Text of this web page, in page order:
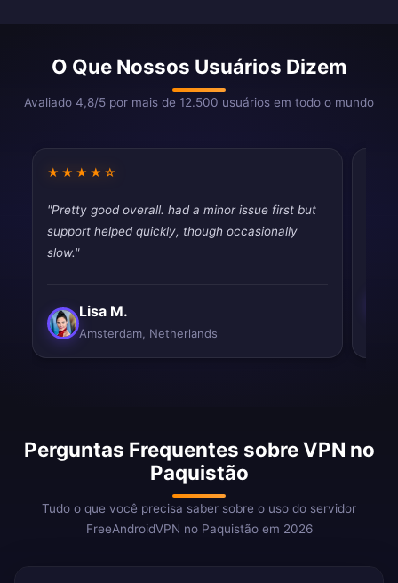
O Que Nossos Usuários Dizem
Avaliado 4,8/5 por mais de 12.500 usuários em todo o mundo
★★★★☆
"Pretty good overall. had a minor issue first but
support helped quickly, though occasionally
slow."
Lisa M.
Amsterdam, Netherlands
Perguntas Frequentes sobre VPN no
Paquistão
Tudo o que você precisa saber sobre o uso do servidor
FreeAndroidVPN no Paquistão em 2026